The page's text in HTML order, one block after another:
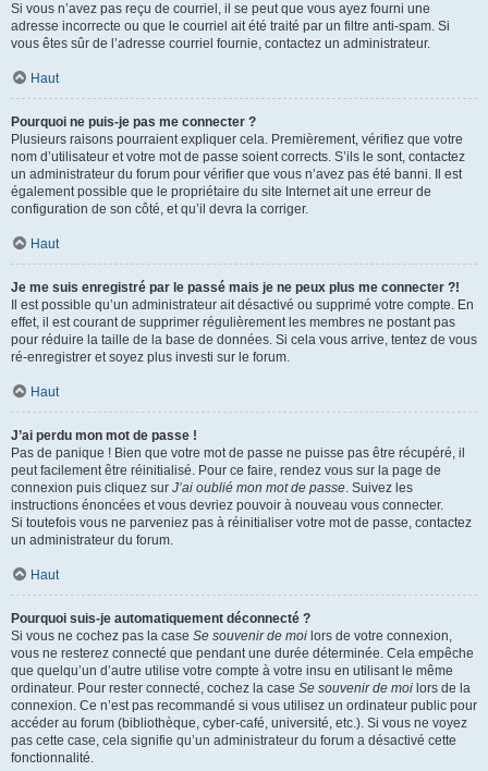
Si vous n’avez pas reçu de courriel, il se peut que vous ayez fourni une
adresse incorrecte ou que le courriel ait été traité par un filtre anti-spam. Si
vous êtes sûr de l’adresse courriel fournie, contactez un administrateur.
Haut
Pourquoi ne puis-je pas me connecter ?
Plusieurs raisons pourraient expliquer cela. Premièrement, vérifiez que votre
nom d’utilisateur et votre mot de passe soient corrects. S’ils le sont, contactez
un administrateur du forum pour vérifier que vous n’avez pas été banni. Il est
également possible que le propriétaire du site Internet ait une erreur de
configuration de son côté, et qu’il devra la corriger.
Haut
Je me suis enregistré par le passé mais je ne peux plus me connecter ?!
Il est possible qu’un administrateur ait désactivé ou supprimé votre compte. En
effet, il est courant de supprimer régulièrement les membres ne postant pas
pour réduire la taille de la base de données. Si cela vous arrive, tentez de vous
ré-enregistrer et soyez plus investi sur le forum.
Haut
J’ai perdu mon mot de passe !
Pas de panique ! Bien que votre mot de passe ne puisse pas être récupéré, il
peut facilement être réinitialisé. Pour ce faire, rendez vous sur la page de
connexion puis cliquez sur J’ai oublié mon mot de passe. Suivez les
instructions énoncées et vous devriez pouvoir à nouveau vous connecter.
Si toutefois vous ne parveniez pas à réinitialiser votre mot de passe, contactez
un administrateur du forum.
Haut
Pourquoi suis-je automatiquement déconnecté ?
Si vous ne cochez pas la case Se souvenir de moi lors de votre connexion,
vous ne resterez connecté que pendant une durée déterminée. Cela empêche
que quelqu’un d’autre utilise votre compte à votre insu en utilisant le même
ordinateur. Pour rester connecté, cochez la case Se souvenir de moi lors de la
connexion. Ce n’est pas recommandé si vous utilisez un ordinateur public pour
accéder au forum (bibliothèque, cyber-café, université, etc.). Si vous ne voyez
pas cette case, cela signifie qu’un administrateur du forum a désactivé cette
fonctionnalité.